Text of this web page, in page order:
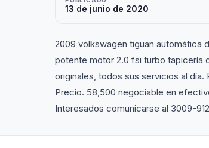
13 de junio de 2020
2009 volkswagen tiguan automática
potente motor 2.0 fsi turbo tapicería
originales, todos sus servicios al
Precio. 58,500 negociable en
Interesados comunicarse al 3009-